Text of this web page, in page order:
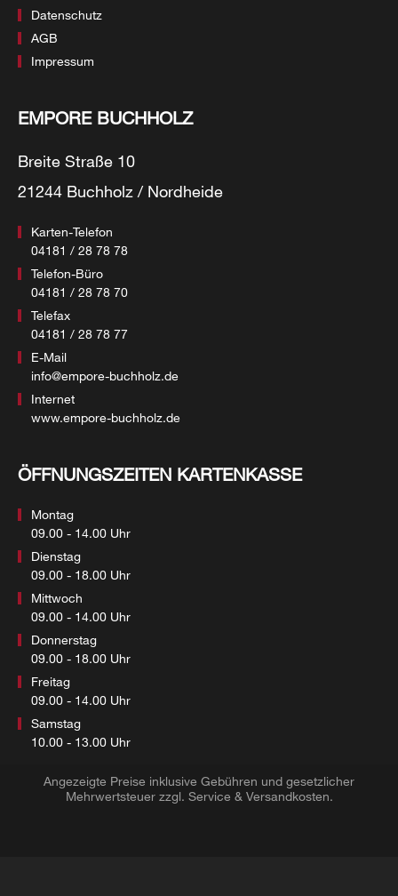
Datenschutz
AGB
Impressum
EMPORE BUCHHOLZ
Breite Straße 10
21244 Buchholz / Nordheide
Karten-Telefon
04181 / 28 78 78
Telefon-Büro
04181 / 28 78 70
Telefax
04181 / 28 78 77
E-Mail
info@empore-buchholz.de
Internet
www.empore-buchholz.de
ÖFFNUNGSZEITEN KARTENKASSE
Montag
09.00 - 14.00 Uhr
Dienstag
09.00 - 18.00 Uhr
Mittwoch
09.00 - 14.00 Uhr
Donnerstag
09.00 - 18.00 Uhr
Freitag
09.00 - 14.00 Uhr
Samstag
10.00 - 13.00 Uhr
Angezeigte Preise inklusive Gebühren und gesetzlicher
Mehrwertsteuer zzgl. Service & Versandkosten.